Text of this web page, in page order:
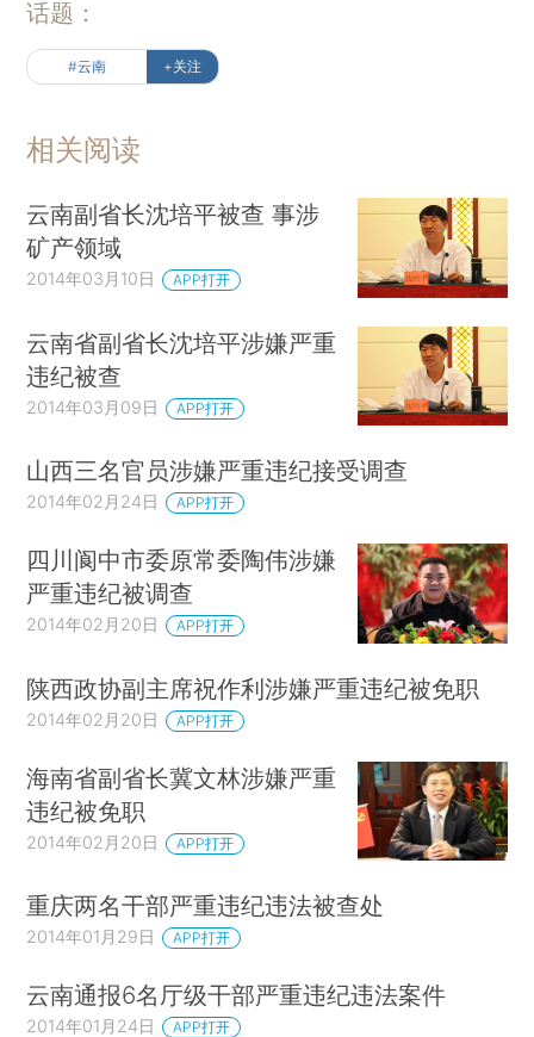
话题：
#云南 +关注
相关阅读
云南副省长沈培平被查 事涉
矿产领域
2014年03月10日 APP打开
云南省副省长沈培平涉嫌严重
违纪被查
2014年03月09日 APP打开
山西三名官员涉嫌严重违纪接受调查
2014年02月24日 APP打开
四川阆中市委原常委陶伟涉嫌
严重违纪被调查
2014年02月20日 APP打开
陕西政协副主席祝作利涉嫌严重违纪被免职
2014年02月20日 APP打开
海南省副省长冀文林涉嫌严重
违纪被免职
2014年02月20日 APP打开
重庆两名干部严重违纪违法被查处
2014年01月29日 APP打开
云南通报6名厅级干部严重违纪违法案件
2014年01月24日 APP打开